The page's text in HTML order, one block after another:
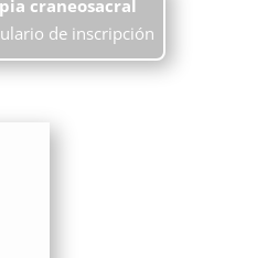
craneosacral
de inscripción